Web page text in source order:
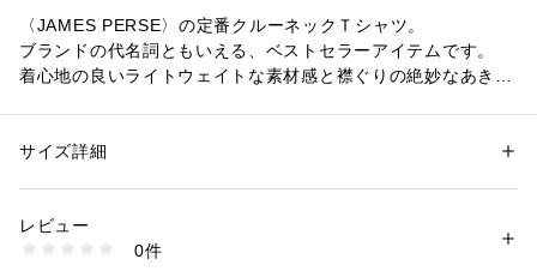
〈JAMES PERSE〉の定番クルーネックＴシャツ。
ブランドの代名詞ともいえる、ベストセラーアイテムです。
着心地の良いライトウェイトな素材感と襟ぐりの絶妙なあき具
す。
L.A.出身のデザイナーが1994年にスタートしたハイクオリティ
なカジュアルウエアを展開するブランド。
性別：レディース
素材：コットン100％
洗濯：手洗い、漂白不可、タンブル乾燥不可、自然乾燥、アイロン仕上げ
不可、ドライ不可、ウエットクリーニング可
サイズ詳細
レビュー
0件